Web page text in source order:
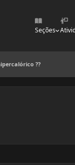
Seções
??